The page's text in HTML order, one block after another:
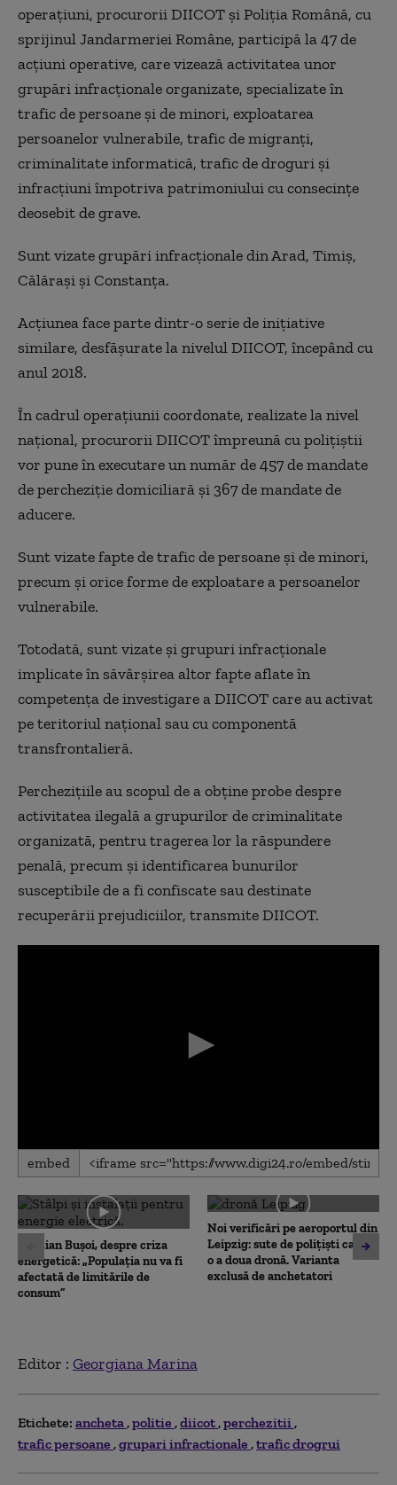
operațiuni, procurorii DIICOT și Poliția Română, cu
sprijinul Jandarmeriei Române, participă la 47 de
acțiuni operative, care vizează activitatea unor
grupări infracționale organizate, specializate în
trafic de persoane și de minori, exploatarea
persoanelor vulnerabile, trafic de migranți,
criminalitate informatică, trafic de droguri și
infracțiuni împotriva patrimoniului cu consecințe
deosebit de grave.
Sunt vizate grupări infracționale din Arad, Timiș,
Călărași și Constanța.
Acțiunea face parte dintr-o serie de inițiative
similare, desfășurate la nivelul DIICOT, începând cu
anul 2018.
În cadrul operațiunii coordonate, realizate la nivel
național, procurorii DIICOT împreună cu polițiștii
vor pune în executare un număr de 457 de mandate
de percheziție domiciliară și 367 de mandate de
aducere.
Sunt vizate fapte de trafic de persoane și de minori,
precum și orice forme de exploatare a persoanelor
vulnerabile.
Totodată, sunt vizate și grupuri infracționale
implicate în săvârșirea altor fapte aflate în
competența de investigare a DIICOT care au activat
pe teritoriul național sau cu componentă
transfrontalieră.
Perchezițiile au scopul de a obține probe despre
activitatea ilegală a grupurilor de criminalitate
organizată, pentru tragerea lor la răspundere
penală, precum și identificarea bunurilor
susceptibile de a fi confiscate sau destinate
recuperării prejudiciilor, transmite DIICOT.
0
seconds
0
seconds
embed
Cristian Bușoi, despre criza
energetică: „Populația nu va fi
afectată de limitările de
consum”
Noi verificări pe aeroportul din
Leipzig: sute de polițiști caută
o a doua dronă. Varianta
exclusă de anchetatori
Editor : Georgiana Marina
Etichete: ancheta politie diicot perchezitii
trafic persoane grupari infractionale trafic drogrui